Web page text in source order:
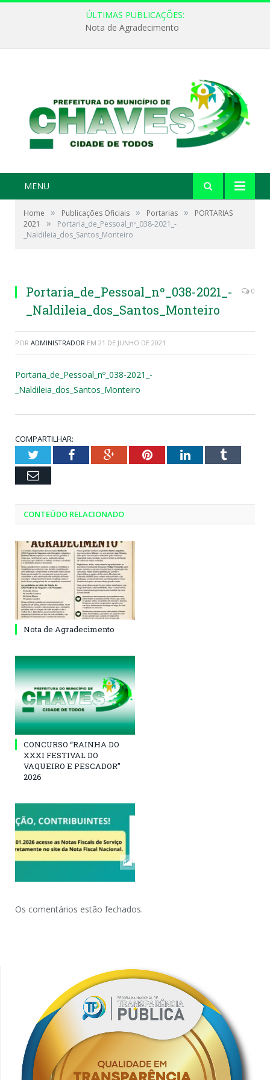
ÚLTIMAS PUBLICAÇÕES:
Nota de Agradecimento
MENU
Home » Publicações Oficiais » Portarias »
PORTARIAS
2021
»
Portaria_de_Pessoal_nº_038-2021_-
_Naldileia_dos_Santos_Monteiro
Portaria_de_Pessoal_nº_038-2021_-
_Naldileia_dos_Santos_Monteiro
0
POR ADMINISTRADOR EM 21 DE JUNHO DE 2021
Portaria_de_Pessoal_nº_038-2021_-
_Naldileia_dos_Santos_Monteiro
COMPARTILHAR:
TwitterFacebookGoogle+PinterestLinkedInTumblr
Email
CONTEÚDO RELACIONADO
Nota de Agradecimento
CONCURSO “RAINHA DO
XXXI FESTIVAL DO
VAQUEIRO E PESCADOR”
2026
Os comentários estão fechados.